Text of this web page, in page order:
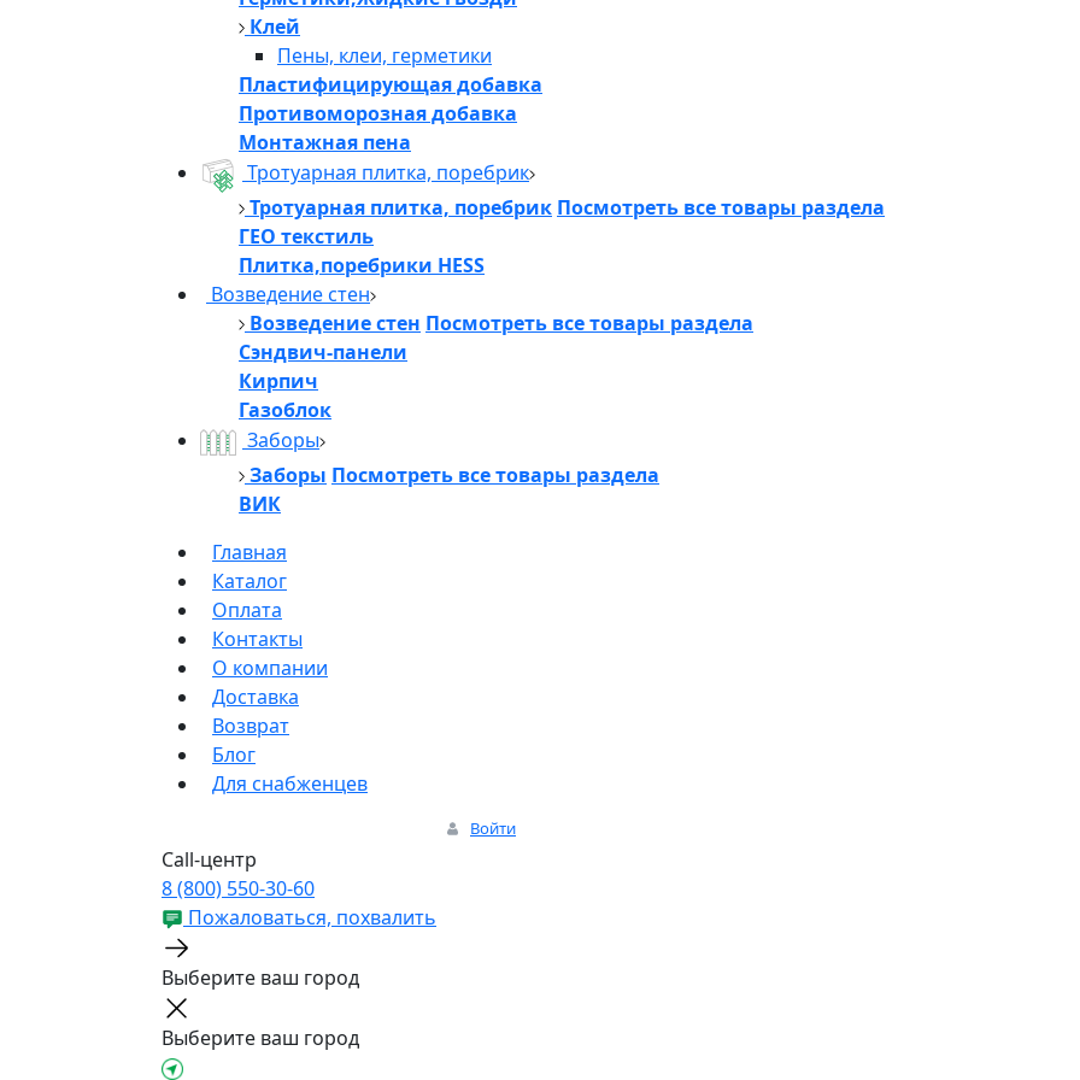
Клей
Пены, клеи, герметики
Пластифицирующая добавка
Противоморозная добавка
Монтажная пена
Тротуарная плитка, поребрик
Тротуарная плитка, поребрик Посмотреть все товары раздела
ГЕО текстиль
Плитка,поребрики HESS
Возведение стен
Возведение стен Посмотреть все товары раздела
Сэндвич-панели
Кирпич
Газоблок
Заборы
Заборы Посмотреть все товары раздела
ВИК
Главная
Каталог
Оплата
Контакты
О компании
Доставка
Возврат
Блог
Для снабженцев
Войти
Call-центр
8 (800) 550-30-60
Пожаловаться, похвалить
Выберите ваш город
Выберите ваш город